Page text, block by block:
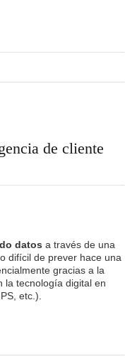
de cliente
datos a través de una
difícil de prever hace una
gracias a la
la tecnología digital en
etc.).